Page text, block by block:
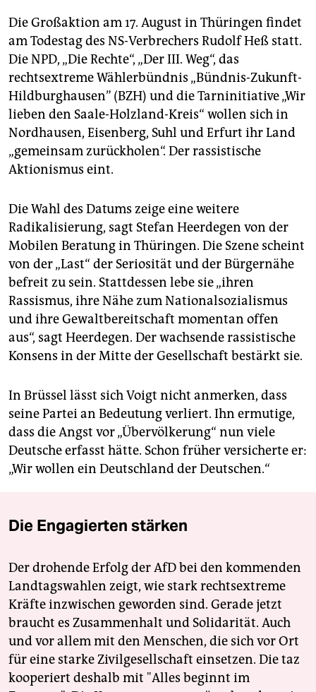
Die Großaktion am 17. August in Thüringen findet
am Todestag des NS-Verbrechers Rudolf Heß statt.
Die NPD, „Die Rechte“, „Der III. Weg“, das
rechtsextreme Wählerbündnis „Bündnis-Zukunft-
Hildburghausen” (BZH) und die Tarninitiative „Wir
lieben den Saale-Holzland-Kreis“ wollen sich in
Nordhausen, Eisenberg, Suhl und Erfurt ihr Land
„gemeinsam zurückholen“. Der rassistische
Aktionismus eint.
Die Wahl des Datums zeige eine weitere
Radikalisierung, sagt Stefan Heerdegen von der
Mobilen Beratung in Thüringen. Die Szene scheint
von der „Last“ der Seriosität und der Bürgernähe
befreit zu sein. Stattdessen lebe sie „ihren
Rassismus, ihre Nähe zum Nationalsozialismus
und ihre Gewaltbereitschaft momentan offen
aus“, sagt Heerdegen. Der wachsende rassistische
Konsens in der Mitte der Gesellschaft bestärkt sie.
In Brüssel lässt sich Voigt nicht anmerken, dass
seine Partei an Bedeutung verliert. Ihn ermutige,
dass die Angst vor „Übervölkerung“ nun viele
Deutsche erfasst hätte. Schon früher versicherte er:
„Wir wollen ein Deutschland der Deutschen.“
Die Engagierten stärken
Der drohende Erfolg der AfD bei den kommenden
Landtagswahlen zeigt, wie stark rechtsextreme
Kräfte inzwischen geworden sind. Gerade jetzt
braucht es Zusammenhalt und Solidarität. Auch
und vor allem mit den Menschen, die sich vor Ort
für eine starke Zivilgesellschaft einsetzen. Die taz
kooperiert deshalb mit "Alles beginnt im